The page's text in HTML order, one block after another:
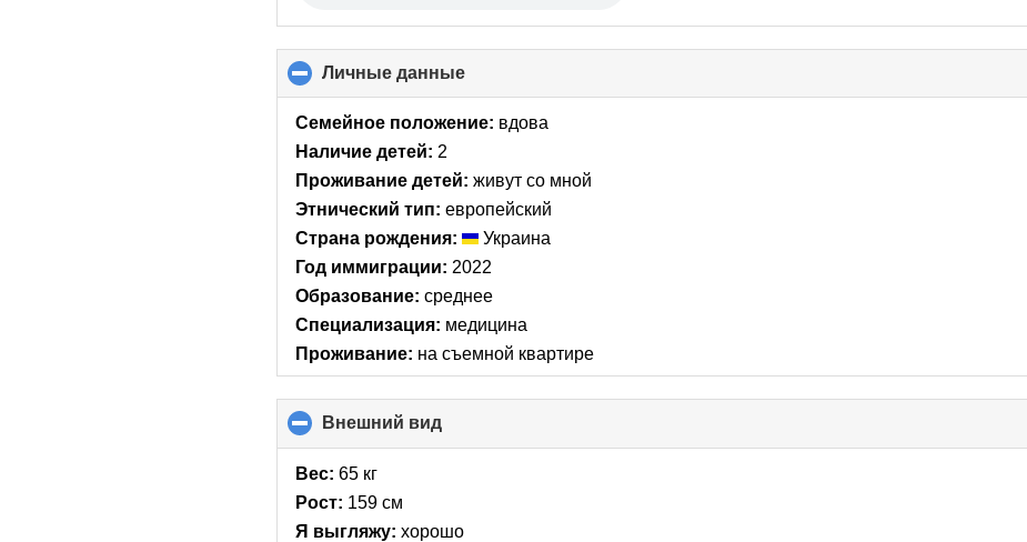
Личные данные
to
collapse
Семейное положение: вдова
Наличие детей: 2
Проживание детей: живут со мной
Этнический тип: европейский
Страна рождения:
Украина
Год иммиграции: 2022
Образование: среднее
Специализация: медицина
Проживание: на съемной квартире
Внешний вид
to
Вес: 65 кг
Рост: 159 см
Я выгляжу: хорошо